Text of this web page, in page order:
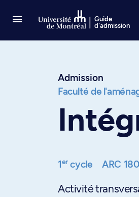
Guide
d'admission
Admission
Faculté de
1ercycle ARC
Activité